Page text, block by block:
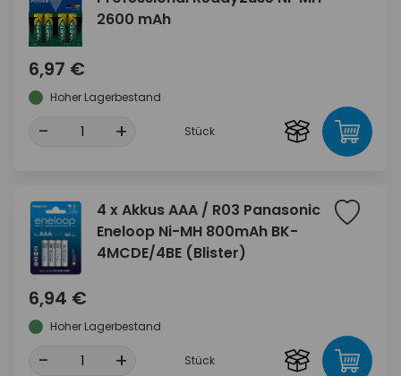
2600 mAh
6,97 €
Hoher Lagerbestand
- + Stück
4 x Akkus AAA / R03 Panasonic
Eneloop Ni-MH 800mAh BK-
4MCDE/4BE (Blister)
6,94 €
Hoher Lagerbestand
- + Stück